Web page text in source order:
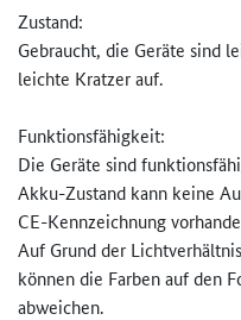
Zustand:
Gebraucht, die Geräte sind
leichte Kratzer auf.
Funktionsfähigkeit:
Die Geräte sind
Akku-Zustand kann keine
CE-Kennzeichnung
Auf Grund der
können die Farben auf den
abweichen.